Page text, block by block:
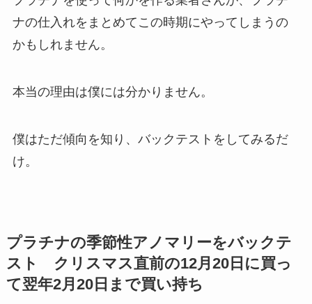
ナの仕入れをまとめてこの時期にやってしまうの
かもしれません。
本当の理由は僕には分かりません。
僕はただ傾向を知り、バックテストをしてみるだ
け。
プラチナの季節性アノマリーをバックテ
スト クリスマス直前の12月20日に買っ
て翌年2月20日まで買い持ち